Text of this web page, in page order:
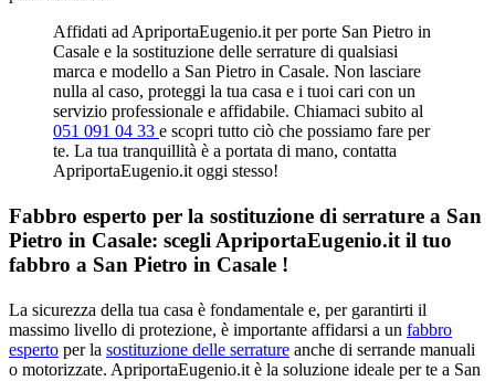
Affidati ad ApriportaEugenio.it per porte San Pietro in
Casale e la sostituzione delle serrature di qualsiasi
marca e modello a San Pietro in Casale. Non lasciare
nulla al caso, proteggi la tua casa e i tuoi cari con un
servizio professionale e affidabile. Chiamaci subito al
051 091 04 33 e scopri tutto ciò che possiamo fare per
te. La tua tranquillità è a portata di mano, contatta
ApriportaEugenio.it oggi stesso!
Fabbro esperto per la sostituzione di serrature a San
Pietro in Casale: scegli ApriportaEugenio.it il tuo
fabbro a San Pietro in Casale !
La sicurezza della tua casa è fondamentale e, per garantirti il
massimo livello di protezione, è importante affidarsi a un fabbro
esperto per la sostituzione delle serrature anche di serrande manuali
o motorizzate. ApriportaEugenio.it è la soluzione ideale per te a San